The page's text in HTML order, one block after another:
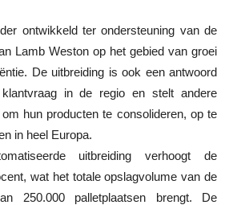
ontwikkeld ter ondersteuning van de
Lamb Weston op het gebied van groei
De uitbreiding is ook een antwoord
in de regio en stelt andere
hun producten te consolideren, op te
in heel Europa.
uitbreiding verhoogt de
wat het totale opslagvolume van de
250.000 palletplaatsen brengt. De